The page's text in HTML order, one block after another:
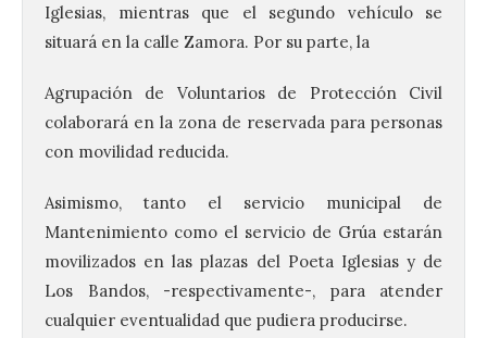
Iglesias, mientras que el segundo vehículo se
situará en la calle Zamora. Por su parte, la
Agrupación de Voluntarios de Protección Civil
colaborará en la zona de reservada para personas
con movilidad reducida.
Asimismo, tanto el servicio municipal de
Mantenimiento como el servicio de Grúa estarán
movilizados en las plazas del Poeta Iglesias y de
Los Bandos, -respectivamente-, para atender
cualquier eventualidad que pudiera producirse.